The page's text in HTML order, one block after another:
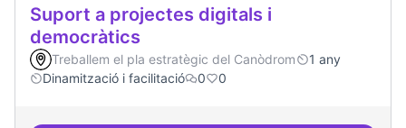
Suport a projectes digitals i
democràtics
Treballem el pla estratègic del Canòdrom
1 any
Dinamització i facilitació
0 0